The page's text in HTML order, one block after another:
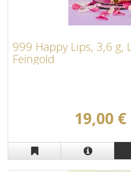
999 Happy Lips, 3,6 g,
Feingold
19,00 €